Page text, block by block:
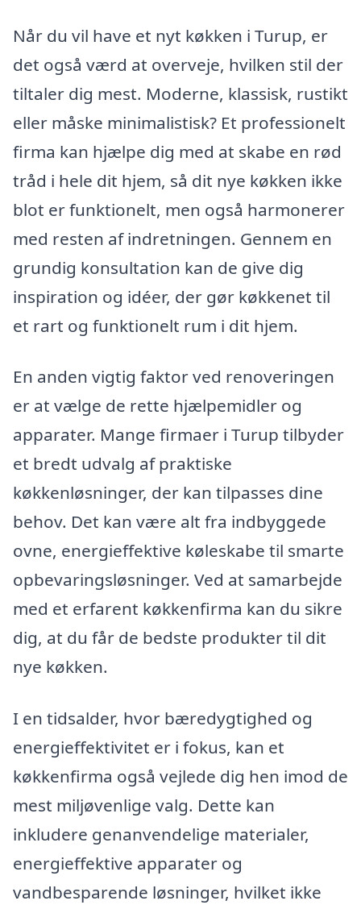
Når du vil have et nyt køkken i Turup, er
det også værd at overveje, hvilken stil der
tiltaler dig mest. Moderne, klassisk, rustikt
eller måske minimalistisk? Et professionelt
firma kan hjælpe dig med at skabe en rød
tråd i hele dit hjem, så dit nye køkken ikke
blot er funktionelt, men også harmonerer
med resten af indretningen. Gennem en
grundig konsultation kan de give dig
inspiration og idéer, der gør køkkenet til
et rart og funktionelt rum i dit hjem.
En anden vigtig faktor ved renoveringen
er at vælge de rette hjælpemidler og
apparater. Mange firmaer i Turup tilbyder
et bredt udvalg af praktiske
køkkenløsninger, der kan tilpasses dine
behov. Det kan være alt fra indbyggede
ovne, energieffektive køleskabe til smarte
opbevaringsløsninger. Ved at samarbejde
med et erfarent køkkenfirma kan du sikre
dig, at du får de bedste produkter til dit
nye køkken.
I en tidsalder, hvor bæredygtighed og
energieffektivitet er i fokus, kan et
køkkenfirma også vejlede dig hen imod de
mest miljøvenlige valg. Dette kan
inkludere genanvendelige materialer,
energieffektive apparater og
vandbesparende løsninger, hvilket ikke